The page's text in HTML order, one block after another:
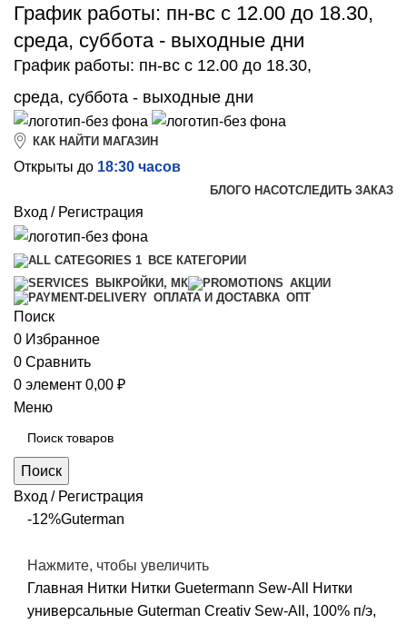
График работы: пн-вс с 12.00 до 18.30,
среда, суббота - выходные дни
График работы: пн-вс с 12.00 до 18.30,
среда, суббота - выходные дни
КАК НАЙТИ МАГАЗИН
Открыты до 18:30 часов
БЛОГО НАСОТСЛЕДИТЬ ЗАКАЗ
Вход / Регистрация
ВСЕ КАТЕГОРИИ
ВЫКРОЙКИ, МК
АКЦИИ
ОПЛАТА И ДОСТАВКА ОПТ
Поиск
0 Избранное
0 Сравнить
0 элемент 0,00 ₽
Меню
Поиск
Вход / Регистрация
-12%Guterman
Нажмите, чтобы увеличить
Главная Нитки Нитки Guetermann Sew-All
Нитки
универсальные Guterman Creativ Sew-All, 100% п/э,